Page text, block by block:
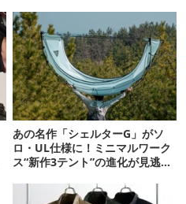
あの名作「シェルターG」がソ
ロ・UL仕様に！ミニマルワーク
ス“新作3テント”の進化が見逃せ